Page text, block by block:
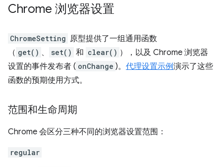
Chrome 浏览器设置
ChromeSetting 原型提供了一组通用函数
（ get() 、 set() 和 clear() ），以及 Chrome 浏览器
设置的事件发布者 ( onChange )。 代理设置示例演示了这些
函数的预期使用方式。
范围和生命周期
Chrome 会区分三种不同的浏览器设置范围：
regular